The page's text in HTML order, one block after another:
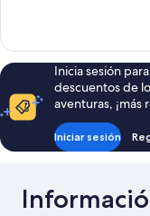
Inicia sesión
descuentos de
aventuras, ¡más
Iniciar sesión